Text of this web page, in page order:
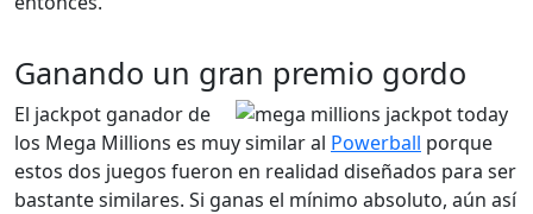
Ganando un gran premio gordo
El jackpot ganador de
los Mega Millions es muy similar al Powerball porque
estos dos juegos fueron en realidad diseñados para ser
bastante similares. Si ganas el mínimo absoluto, aún así